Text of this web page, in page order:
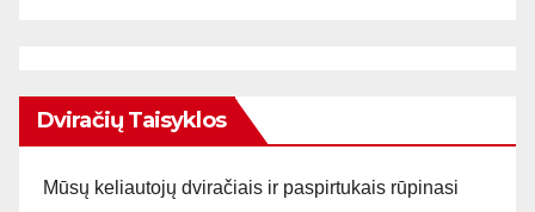
Dviračių Taisyklos
Mūsų keliautojų dviračiais ir paspirtukais rūpinasi